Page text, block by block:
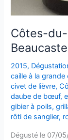
Côtes-
2015,
caille à la grande
civet de lièvre,
daube de bœuf,
gibier à poils,
rôti de sanglier,
Dégusté le 07/